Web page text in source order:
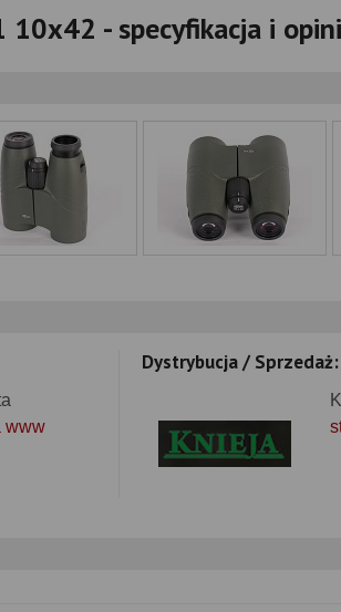
10x42 - specyfikacja i
www
Dystrybucja / Sprzedaż: